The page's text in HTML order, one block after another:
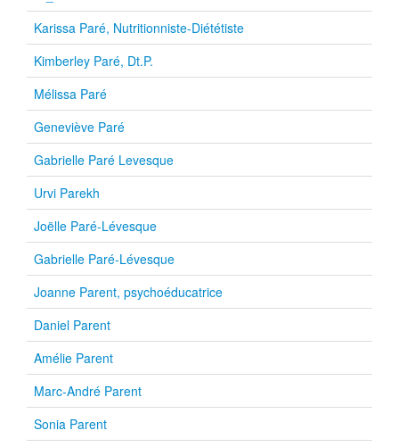
Karissa Paré, Nutritionniste-Diététiste
Kimberley Paré, Dt.P.
Mélissa Paré
Geneviève Paré
Gabrielle Paré Levesque
Urvi Parekh
Joëlle Paré-Lévesque
Gabrielle Paré-Lévesque
Joanne Parent, psychoéducatrice
Daniel Parent
Amélie Parent
Marc-André Parent
Sonia Parent